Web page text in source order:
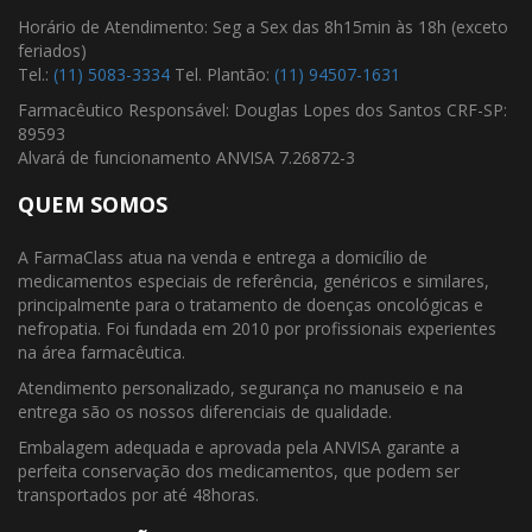
Horário de Atendimento: Seg a Sex das 8h15min às 18h (exceto
feriados)
Tel.: (11) 5083-3334 Tel. Plantão: (11) 94507-1631
Farmacêutico Responsável: Douglas Lopes dos Santos CRF-SP:
89593
Alvará de funcionamento ANVISA 7.26872-3
QUEM SOMOS
A FarmaClass atua na venda e entrega a domicílio de
medicamentos especiais de referência, genéricos e similares,
principalmente para o tratamento de doenças oncológicas e
nefropatia. Foi fundada em 2010 por profissionais experientes
na área farmacêutica.
Atendimento personalizado, segurança no manuseio e na
entrega são os nossos diferenciais de qualidade.
Embalagem adequada e aprovada pela ANVISA garante a
perfeita conservação dos medicamentos, que podem ser
transportados por até 48horas.